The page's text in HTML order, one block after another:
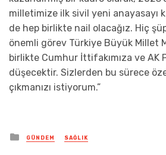
milletimize ilk sivil yeni anayasayı
de hep birlikte nail olacağız. Hiç
önemli görev Türkiye Büyük Millet
birlikte Cumhur İttifakımıza ve AK
düşecektir. Sizlerden bu sürece
çıkmanızı istiyorum.”
Posted
in
GÜNDEM SAĞLIK